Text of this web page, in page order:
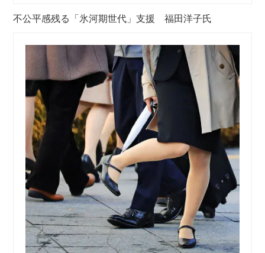
不公平感残る「氷河期世代」支援 福田洋子氏